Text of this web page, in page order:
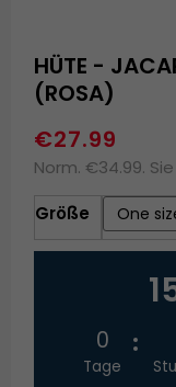
HÜTE -
(ROSA)
€27.99
Norm. €34.99.
Größe
0
Tage